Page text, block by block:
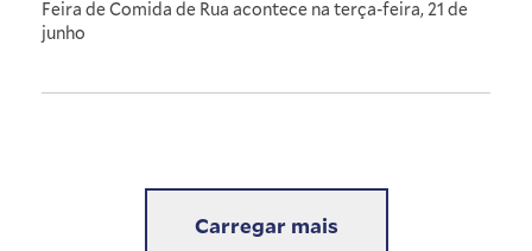
Feira de Comida de Rua acontece na terça-feira, 21 de
junho
Carregar mais